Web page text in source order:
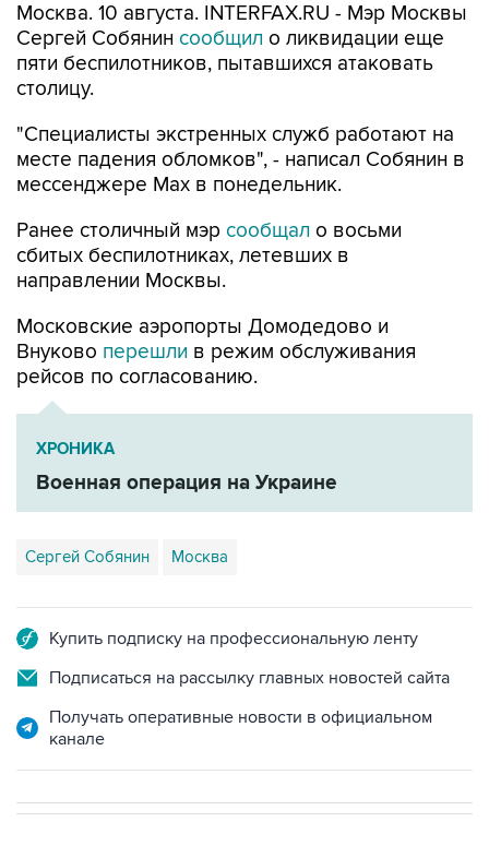
Москва. 10 августа. INTERFAX.RU - Мэр Москвы
Сергей Собянин сообщил о ликвидации еще
пяти беспилотников, пытавшихся атаковать
столицу.
"Специалисты экстренных служб работают на
месте падения обломков", - написал Собянин в
мессенджере Max в понедельник.
Ранее столичный мэр сообщал о восьми
сбитых беспилотниках, летевших в
направлении Москвы.
Московские аэропорты Домодедово и
Внуково перешли в режим обслуживания
рейсов по согласованию.
ХРОНИКА
Военная операция на Украине
Сергей Собянин Москва
Купить подписку на профессиональную ленту
Подписаться на рассылку главных новостей сайта
Получать оперативные новости в официальном
канале